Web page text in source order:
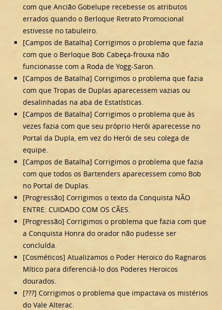
com que Ancião Gobelupe recebesse os atributos
errados quando o Berloque Retrato Promocional
estivesse no tabuleiro.
[Campos de Batalha] Corrigimos o problema que fazia
com que o Berloque Bob Cabeça-frouxa não
funcionasse com a Roda de Yogg-Saron.
[Campos de Batalha] Corrigimos o problema que fazia
com que Tropas de Duplas aparecessem vazias ou
desalinhadas na aba de Estatísticas.
[Campos de Batalha] Corrigimos o problema que às
vezes fazia com que seu próprio Herói aparecesse no
Portal da Dupla, em vez do Herói de seu colega de
equipe.
[Campos de Batalha] Corrigimos o problema que fazia
com que todos os Bartenders aparecessem como Bob
no Portal de Duplas.
[Progressão] Corrigimos o texto da Conquista NÃO
ENTRE: CUIDADO COM OS CÃES.
[Progressão] Corrigimos o problema que fazia com que
a Conquista Honra do orador não pudesse ser
concluída.
[Cosméticos] Atualizamos o Poder Heroico do Ragnaros
Mítico para diferenciá-lo dos Poderes Heroicos
dourados.
[???] Corrigimos o problema que impactava os mistérios
do Vale Alterac.